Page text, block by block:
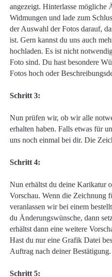
angezeigt. Hinterlasse mögliche
Widmungen und lade zum
der Auswahl der Fotos darauf,
ist. Gern kannst du uns auch
hochladen. Es ist nicht
Foto sind. Du hast besondere
Fotos hoch oder
Schritt 3:
Nun prüfen wir, ob wir alle
erhalten haben. Falls etwas für
uns noch einmal bei dir. Die
Schritt 4:
Nun erhältst du deine Karikatur
Vorschau. Wenn die Zeichnung
veranlassen wir bei einem
du Änderungswünsche, dann
erhältst dann eine weitere
Hast du nur eine Grafik Datei
Auftrag nach deiner Bestätigung.
Schritt 5: